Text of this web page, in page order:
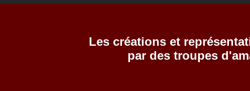
Les créations et
par des troupes